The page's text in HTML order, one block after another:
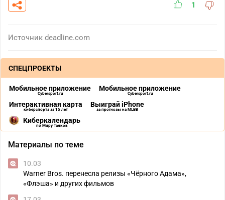
1
Источник deadline.com
СПЕЦПРОЕКТЫ
Мобильное приложение
Cybersport.ru
Мобильное приложение
Cybersport.ru
Интерактивная карта
киберспорта за 15 лет
Выиграй iPhone
за прогнозы на MLBB
Киберкалендарь
по Миру Танков
Материалы по теме
10.03
Warner Bros. перенесла релизы «Чёрного Адама»,
«Флэша» и других фильмов